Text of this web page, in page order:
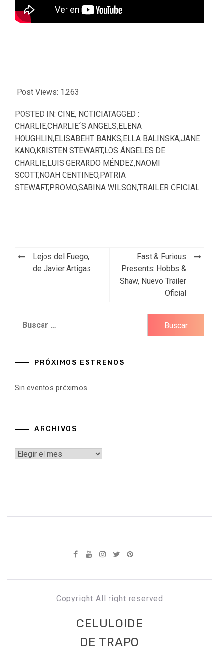
Post Views: 1.263
POSTED IN: CINE, NOTICIATAGGED :
CHARLIE,CHARLIE´S ANGELS,ELENA
HOUGHLIN,ELISABEHT BANKS,ELLA BALINSKA,JANE
KANO,KRISTEN STEWART,LOS ÁNGELES DE
CHARLIE,LUIS GERARDO MÉNDEZ,NAOMI
SCOTT,NOAH CENTINEO,PATRIA
STEWART,PROMO,SABINA WILSON,TRAILER OFICIAL
Navegación
Lejos del Fuego,
de Javier Artigas
Fast & Furious
Presents: Hobbs &
Shaw, Nuevo Trailer
Oficial
PRÓXIMOS ESTRENOS
Sin eventos próximos
ARCHIVOS
Archivos
Copyright All right reserved
CELULOIDE
DE TRAPO